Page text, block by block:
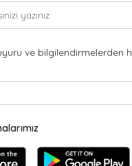
ve bilgilendirmelerden